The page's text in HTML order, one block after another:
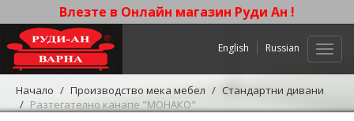
Влезте в Онлайн магазин Руди Ан !
English Russian
Начало Производство мека мебел
Стандартни дивани
Разтегателно канапе "МОНАКО"